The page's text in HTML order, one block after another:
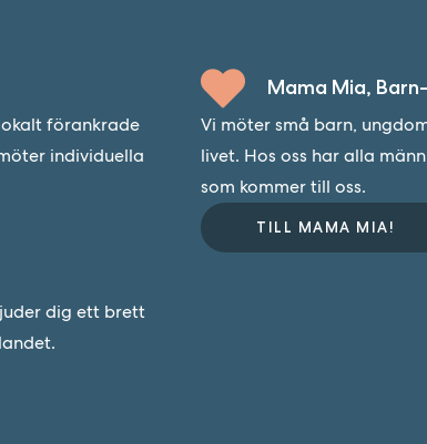
förankrade
individuella
dig ett brett
Mama Mia,
Vi möter små barn,
livet. Hos oss har alla
som kommer till oss.
TILL MAMA MIA!